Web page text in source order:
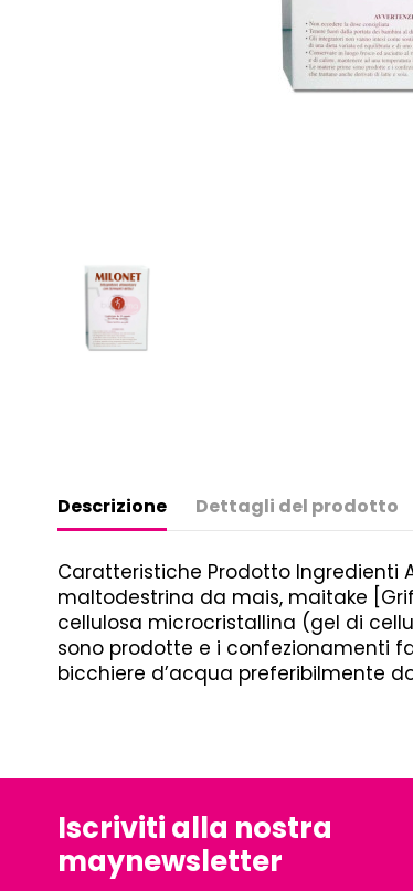
Descrizione Dettagli del prodotto
Caratteristiche Prodotto Ingredienti
maltodestrina da mais, maitake
cellulosa microcristallina (gel di
sono prodotte e i confezionamenti
bicchiere d’acqua preferibilmente
Iscriviti alla nostra
maynewsletter